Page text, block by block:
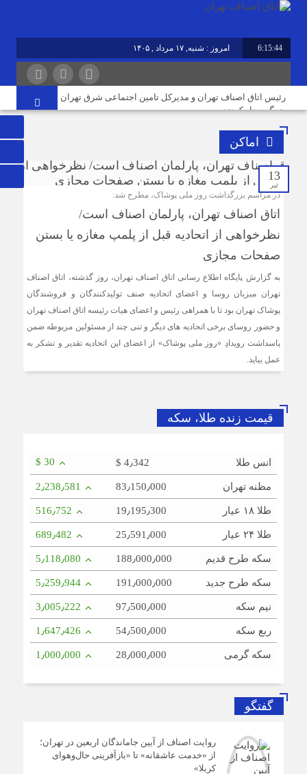
6:15:44 امروز : شنبه, ۱۷ مرداد , ۱۴۰۵
رئیس اتاق اصناف تهران و مدیرکل تامین اجتماعی شرق تهران
بزرگ دیدار کردند
ثبت قیمت کالا و خدمات در سامانه ۱۲۴ الزامی است
روایت اصناف از آیین جاماندگان اربعین در تهران؛ از «خدمت
عاشقانه» تا «بازآفرینی حال‌وهوای کربلا»
نوسازی صنعت، ارتقای کیفیت و توسعه محصولات دوستدار
محیط‌زیست، مسیر آینده صنف
مردم افزایش بی رویه قیمت اجاره‌بها را از چشم مشاوران
املاک می‌بینند؛ این در حالی است که ما در این موضوع
بی‌گناهیم
رکود صنعت منسوجات، سفارش‌های رنگرزی و چاپ پارچه را
کاهش داده است
اماکن
13
تیر
در مراسم بزرگداشت روز ملی پوشاک، مطرح شد:
اتاق اصناف تهران، پارلمان اصناف است/
نظرخواهی از اتحادیه قبل از پلمپ مغازه یا بستن
صفحات مجازی
به گزارش پایگاه اطلاع رسانی اتاق اصناف تهران، روز گذشته، اتاق اصناف
تهران میزبان روسا و اعضای اتحادیه صنف تولیدکنندگان و فروشندگان
پوشاک تهران بود تا با همراهی رئیس و اعضای هیات رئیسه اتاق اصناف تهران
و حضور روسای برخی اتحادیه های دیگر و تنی چند از مسئولین مربوطه ضمن
پاسداشت رویدادِ «روز ملی پوشاک» از اعضای این اتحادیه تقدیر و تشکر به
عمل بیاید.
قیمت زنده طلا، سکه
انس طلا $ 4٫342 $ 30
مظنه تهران 83٫150٫000 2٫238٫581
طلا ۱۸ عیار 19٫195٫300 516٫752
طلا ۲۴ عیار 25٫591٫000 689٫482
سکه طرح قدیم 188٫000٫000 5٫118٫080
سکه طرح جدید 191٫000٫000 5٫259٫944
نیم سکه 97٫500٫000 3٫005٫222
ربع سکه 54٫500٫000 1٫647٫426
سکه گرمی 28٫000٫000 1٫000٫000
گفتگو
روایت اصناف از آیین جاماندگان اربعین در تهران؛
از «خدمت عاشقانه» تا «بازآفرینی حال‌وهوای
کربلا»